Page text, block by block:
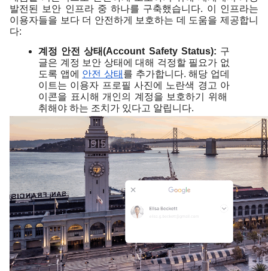
발전된 보안 인프라 중 하나를 구축했습니다. 이 인프라는
이용자들을 보다 더 안전하게 보호하는 데 도움을 제공합니
다:
계정 안전 상태(Account Safety Status): 구
글은 계정 보안 상태에 대해 걱정할 필요가 없
도록 앱에 안전 상태 를 추가합니다. 해당 업데
이트는 이용자 프로필 사진에 노란색 경고 아
이콘을 표시해 개인의 계정을 보호하기 위해
취해야 하는 조치가 있다고 알립니다.